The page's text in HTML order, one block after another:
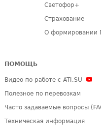
Светофор+
Страхование
О формировании
ПОМОЩЬ
Видео по работе с ATI.SU
Полезное по перевозкам
Часто задаваемые вопросы
Техническая информация